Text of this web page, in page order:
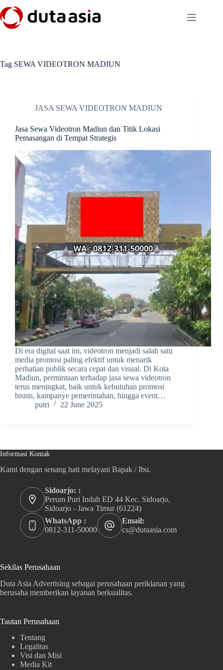
to
content
Tag SEWA VIDEOTRON MADIUN
JASA SEWA VIDEOTRON MADIUN
Jasa Sewa Videotron Madiun dan Titik Lokasi
Pemasangan di Tempat Strategis
Di era digital saat ini, videotron menjadi salah satu
media promosi paling efektif untuk menarik
perhatian publik secara cepat dan visual. Di Kota
Madiun, permintaan terhadap jasa sewa videotron
terus meningkat, baik untuk kebutuhan promosi
bisnis, kampanye pemerintahan, hingga event…
putri
22 June 2025
Informasi Kontak
Kami dengan senang hati melayani Bapak / Ibu.
Sidoarjo: :
Perum Puri Indah ED 44 Kec. Sidoarjo,
Sidoarjo - Jawa Timur (61224)
WhatsApp :
0812-311-50000
Email:
cs@dutaasia.com
Sekilas Perusahaan
Duta Asia Advertising sebagai perusahaan periklanan yang
berusaha memberikan layanan berkualitas.
Tautan Perusahaan
Tentang
Legalitas
Visi dan Misi
Media Kit